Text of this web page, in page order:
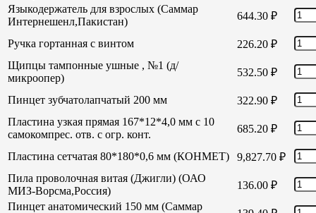
Языкодержатель для взрослых (Саммар
Интернешенл,Пакистан)
644.30 ₽
Ручка гортанная с винтом 226.20 ₽
Щипцы тампонные ушные , №1 (д/
микроопер)
532.50 ₽
Пинцет зубчатолапчатый 200 мм 322.90 ₽
Пластина узкая прямая 167*12*4,0 мм с 10
самокомпрес. отв. с огр. конт.
685.20 ₽
Пластина сетчатая 80*180*0,6 мм (КОНМЕТ) 9,827.70 ₽
Пила проволочная витая (Джигли) (ОАО
МИЗ-Ворсма,Россия)
136.00 ₽
Пинцет анатомический 150 мм (Саммар